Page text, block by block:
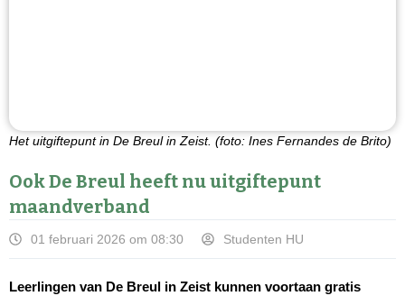
Het uitgiftepunt in De Breul in Zeist. (foto: Ines Fernandes de Brito)
Ook De Breul heeft nu uitgiftepunt
maandverband
01 februari 2026 om 08:30 Studenten HU
Leerlingen van De Breul in Zeist kunnen voortaan gratis